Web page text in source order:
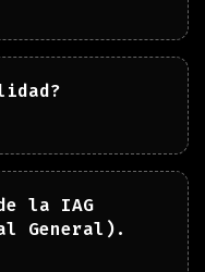
la IAG
General).